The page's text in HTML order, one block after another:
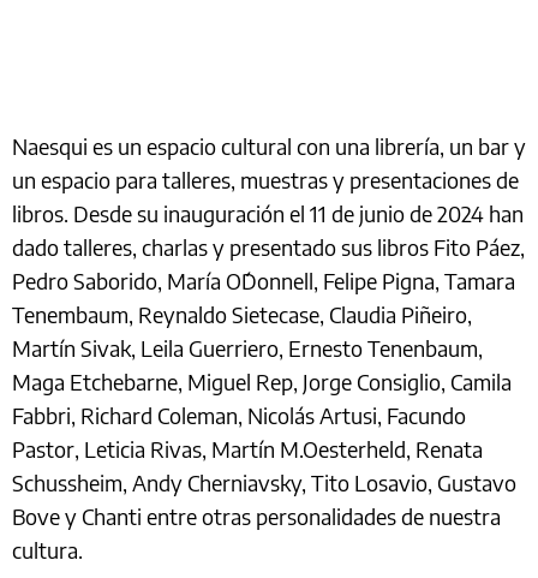
Naesqui es un espacio cultural con una librería, un bar y
un espacio para talleres, muestras y presentaciones de
libros. Desde su inauguración el 11 de junio de 2024 han
dado talleres, charlas y presentado sus libros Fito Páez,
Pedro Saborido, María O´Donnell, Felipe Pigna, Tamara
Tenembaum, Reynaldo Sietecase, Claudia Piñeiro,
Martín Sivak, Leila Guerriero, Ernesto Tenenbaum,
Maga Etchebarne, Miguel Rep, Jorge Consiglio, Camila
Fabbri, Richard Coleman, Nicolás Artusi, Facundo
Pastor, Leticia Rivas, Martín M.Oesterheld, Renata
Schussheim, Andy Cherniavsky, Tito Losavio, Gustavo
Bove y Chanti entre otras personalidades de nuestra
cultura.